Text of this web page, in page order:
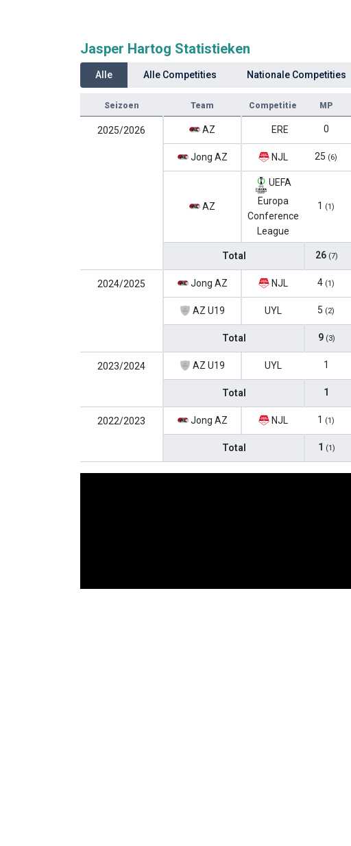
Jasper Hartog Statistieken
Alle Alle Competities Nationale Competities
Seizoen Team Competitie MP
2025/2026 AZ ERE 0
Jong AZ NJL 25 (6)
AZ
UEFA
Europa
Conference
League
1 (1)
Total 26 (7)
2024/2025 Jong AZ NJL 4 (1)
AZ U19 UYL 5 (2)
Total 9 (3)
2023/2024 AZ U19 UYL 1
Total 1
2022/2023 Jong AZ NJL 1 (1)
Total 1 (1)